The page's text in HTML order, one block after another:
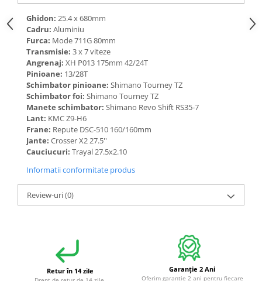
Ghidon: 25.4 x 680mm
Cadru: Aluminiu
Furca: Mode 711G 80mm
Transmisie: 3 x 7 viteze
Angrenaj: XH P013 175mm 42/24T
Pinioane: 13/28T
Schimbator pinioane: Shimano Tourney TZ
Schimbator foi: Shimano Tourney TZ
Manete schimbator: Shimano Revo Shift RS35-7
Lant: KMC Z9-H6
Frane: Repute DSC-510 160/160mm
Jante: Crosser X2 27.5''
Cauciucuri: Trayal 27.5x2.10
Informatii conformitate produs
Review-uri(0)
Retur în 14 zile Garanție 2 Ani
Oferim garanție 2 ani pentru fiecare